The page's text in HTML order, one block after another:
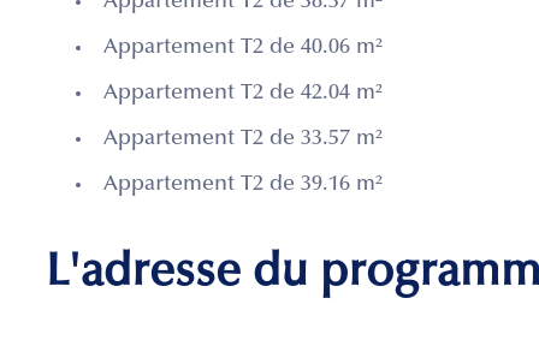
Appartement T2 de 40.06 m²
Appartement T2 de 42.04 m²
Appartement T2 de 33.57 m²
Appartement T2 de 39.16 m²
L'adresse du